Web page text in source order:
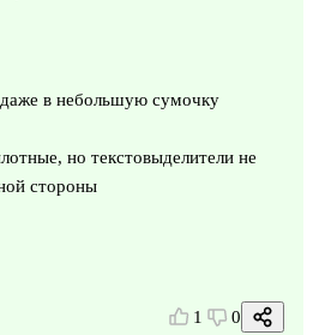
в небольшую сумочку
но текстовыделители не
стороны
1 0